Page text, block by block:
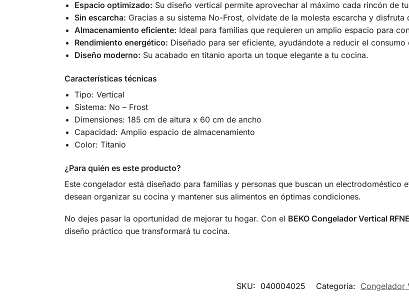
Espacio optimizado: Su diseño vertical permite aprovechar al máximo cada rincón de
Sin escarcha: Gracias a su sistema No-Frost, olvídate de la molesta escarcha y disfruta
Almacenamiento eficiente: Ideal para familias que requieren un amplio espacio para
Rendimiento energético: Diseñado para ser eficiente, ayudándote a reducir el consumo
Diseño moderno: Su acabado en titanio aporta un toque elegante a tu cocina.
Características técnicas
Tipo: Vertical
Sistema: No – Frost
Dimensiones: 185 cm de altura x 60 cm de ancho
Capacidad: Amplio espacio de almacenamiento
Color: Titanio
¿Para quién es este producto?
Este congelador está diseñado para familias y personas que buscan un
desean organizar su cocina y mantener sus alimentos en óptimas condiciones.
No dejes pasar la oportunidad de mejorar tu hogar. Con el BEKO Congelador Vertical
diseño práctico que transformará tu cocina.
SKU: 040004025 Categoría: Congelador